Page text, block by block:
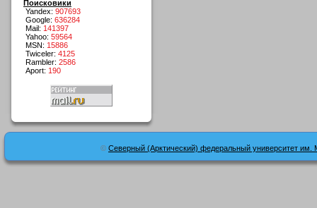
Поисковики
Yandex: 907693
Google: 636284
Mail: 141397
Yahoo: 59564
MSN: 15886
Twiceler: 4125
Rambler: 2586
Aport: 190
© Северный (Арктический) федеральный университет